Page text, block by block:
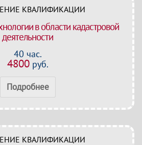
КВАЛИФИКАЦИИ
в области кадастровой
деятельности
40 час.
4800руб.
Подробнее
КВАЛИФИКАЦИИ